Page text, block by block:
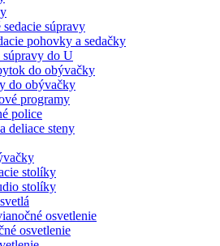
súpravy
pohovky a sedačky
súpravy do U
do obývačky
do obývačky
programy
police
deliace steny
stolíky
stolíky
osvetlenie
osvetlenie